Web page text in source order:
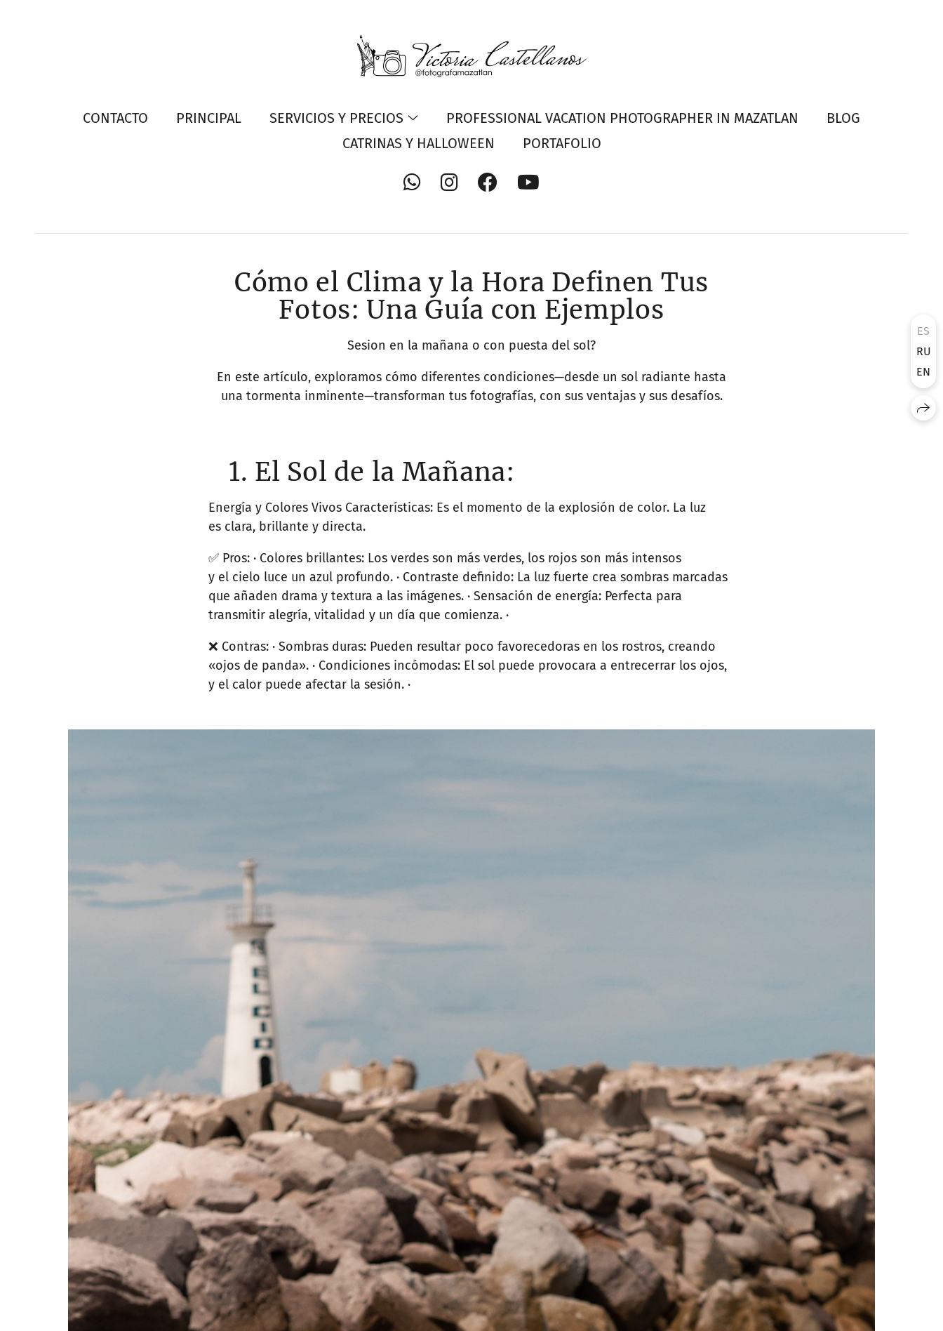
CONTACTO PRINCIPAL SERVICIOS Y PRECIOS PROFESSIONAL VACATION PHOTOGRAPHER IN MAZATLAN
BLOG
CATRINAS Y HALLOWEEN
PORTAFOLIO
Cómo el Clima y la Hora Definen Tus
Fotos: Una Guía con Ejemplos
Sesion en la mañana o con puesta del sol?
En este artículo, exploramos cómo diferentes condiciones—desde un sol radiante hasta
una tormenta inminente—transforman tus fotografías, con sus ventajas y sus desafíos.
1. El Sol de la Mañana:
Energía y Colores Vivos Características: Es el momento de la explosión de color. La luz
es clara, brillante y directa.
✅ Pros: · Colores brillantes: Los verdes son más verdes, los rojos son más intensos
y el cielo luce un azul profundo. · Contraste definido: La luz fuerte crea sombras marcadas
que añaden drama y textura a las imágenes. · Sensación de energía: Perfecta para
transmitir alegría, vitalidad y un día que comienza. ·
❌ Contras: · Sombras duras: Pueden resultar poco favorecedoras en los rostros, creando
«ojos de panda». · Condiciones incómodas: El sol puede provocara a entrecerrar los ojos,
y el calor puede afectar la sesión. ·
ES
RU
EN